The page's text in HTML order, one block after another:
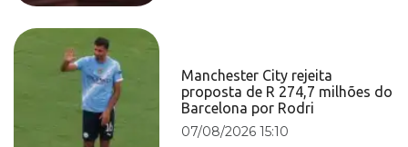
Manchester City rejeita
proposta de R 274,7 milhões do
Barcelona por Rodri
07/08/2026 15:10